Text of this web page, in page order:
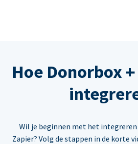
Hoe Donorbox
Wil je beginnen met het
Zapier? Volg de stappen in de korte